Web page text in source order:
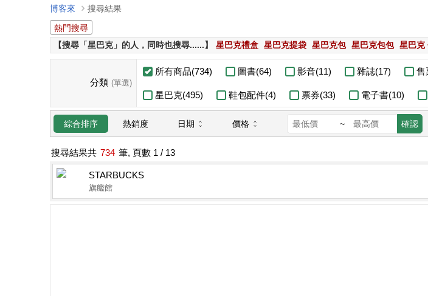
博客來
搜尋結果
熱門搜尋
【搜尋「星巴克」的人，同時也搜尋......】
星巴克禮盒 星巴克提袋 星巴克包 星巴克包包 星巴克
分類 (單選)
所有商品(734) 圖書(64) 影音(11) 雜誌(17) 售
星巴克(495) 鞋包配件(4) 票券(33) 電子書(10)
綜合排序 熱銷度 日期 價格 ~ 確認
搜尋結果共 734 筆, 頁數 1 / 13
STARBUCKS
旗艦館